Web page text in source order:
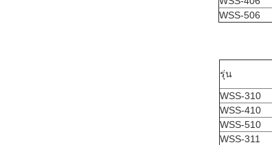
WSS-506
รุ่น
WSS-310
WSS-410
WSS-510
WSS-311